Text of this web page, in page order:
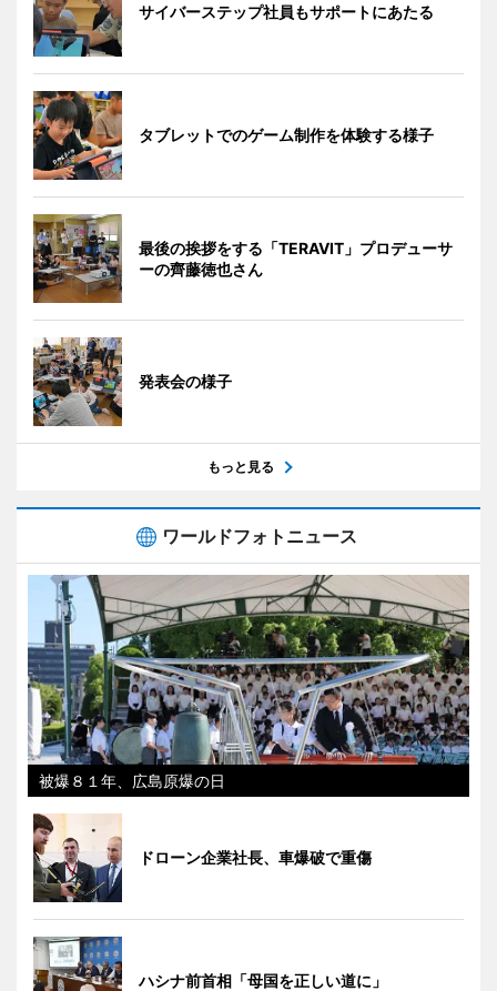
サイバーステップ社員もサポートにあたる
タブレットでのゲーム制作を体験する様子
最後の挨拶をする「TERAVIT」プロデューサ
ーの齊藤徳也さん
発表会の様子
もっと見る
ワールドフォトニュース
被爆８１年、広島原爆の日
ドローン企業社長、車爆破で重傷
ハシナ前首相「母国を正しい道に」